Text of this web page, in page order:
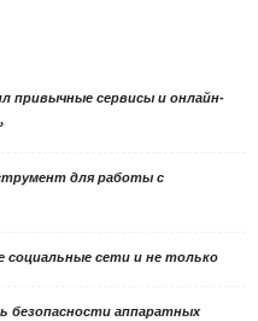
привычные сервисы и онлайн-
для работы с
социальные сети и не только
безопасности аппаратных